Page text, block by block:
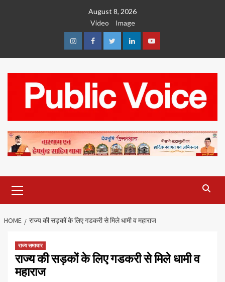
August 8, 2026
Video
Image
InstagramFacebookTwitterLinkedinYoutube
Menu
HOME राज्य की सड़कों के लिए गडकरी से मिले धामी व महाराज
राज्य समाचार
राज्य की सड़कों के लिए गडकरी से मिले धामी व
महाराज